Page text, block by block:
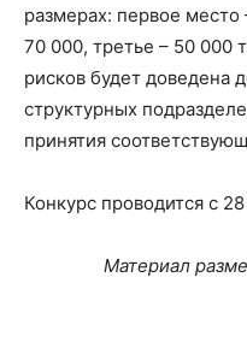
размерах: первое
70 000, третье – 50 000
рисков будет доведена
структурных
принятия
Конкурс проводится с
Материал